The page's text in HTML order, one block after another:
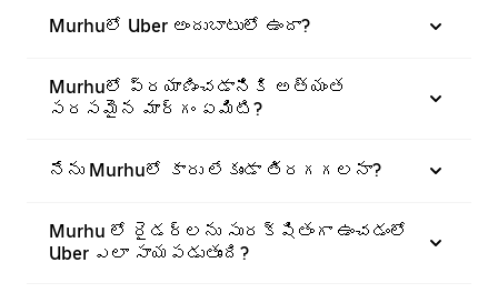
Murhuలో Uber అందుబాటులో ఉందా?
Murhuలో ప్రయాణించడానికి అత్యంత
సరసమైన మార్గం ఏమిటి?
నేను Murhuలో కారు లేకుండా తిరగగలనా?
Murhu లో రైడర్‌లను సురక్షితంగా ఉంచడంలో
Uber ఎలా సాయపడుతుంది?